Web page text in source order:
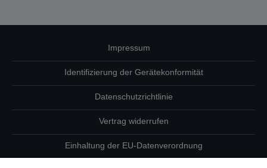
Impressum
Identifizierung der Gerätekonformität
Datenschutzrichtlinie
Vertrag widerrufen
Einhaltung der EU-Datenverordnung